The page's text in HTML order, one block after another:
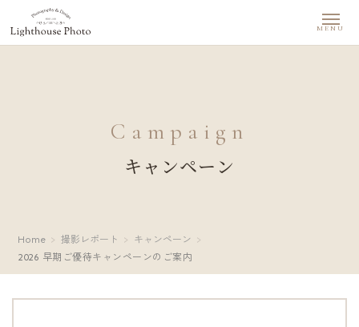
MENU
Campaign
キャンペーン
Home 撮影レポート
キャンペーン
2026 早期ご優待キャンペーンのご案内